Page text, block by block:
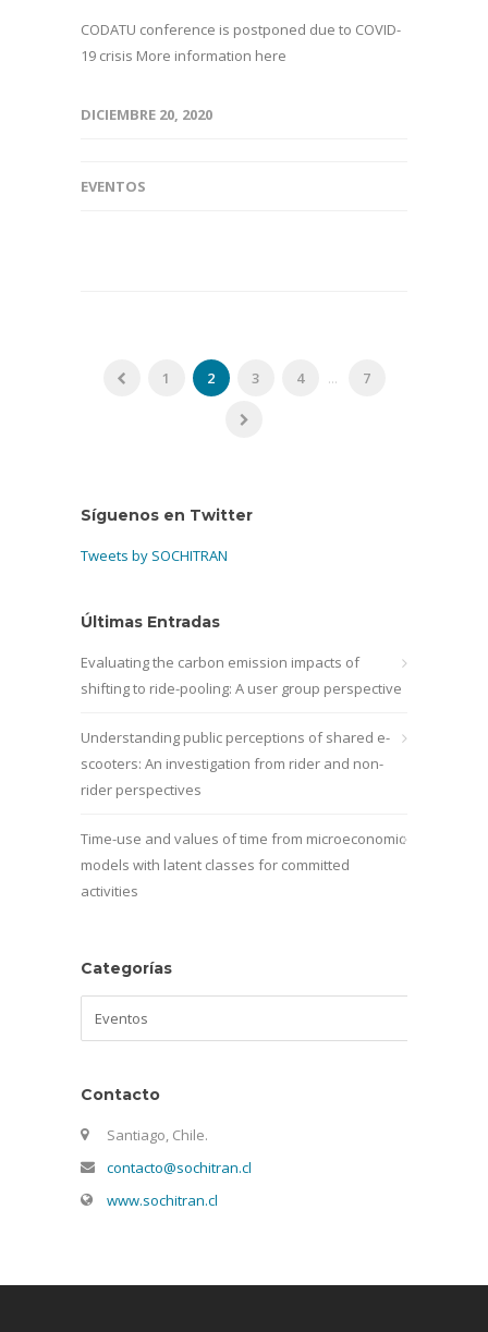
CODATU conference is postponed due to COVID-
19 crisis More information here
DICIEMBRE 20, 2020
EVENTOS
1 2 3 4 ... 7
Síguenos en Twitter
Tweets by SOCHITRAN
Últimas Entradas
Evaluating the carbon emission impacts of
shifting to ride-pooling: A user group perspective
Understanding public perceptions of shared e-
scooters: An investigation from rider and non-
rider perspectives
Time-use and values of time from microeconomic
models with latent classes for committed
activities
Categorías
Contacto
Santiago, Chile.
contacto@sochitran.cl
www.sochitran.cl